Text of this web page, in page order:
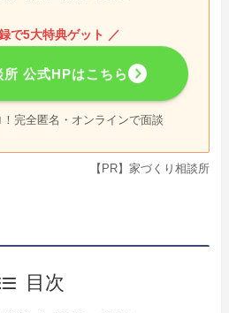
で5大特典ゲット ／
公式HPはこちら
完全匿名・オンラインで面談
【PR】家づくり相談所
目次